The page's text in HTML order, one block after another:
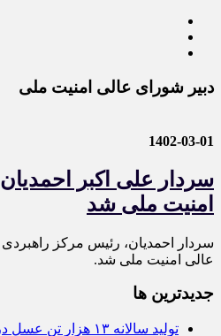
دبیر شورای عالی امنیت ملی
1402-03-01
سردار علی اکبر
امنیت ملی شد
سردار احمدیان، رئیس مرکز راهبردی
عالی امنیت ملی شد.
جديدترين ها
تولید سالانه ۱۳ هزار تن عسل در اردبیل